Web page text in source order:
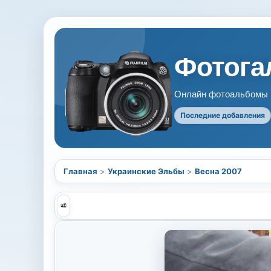
Онлайн фотоальбомы
Последние добавления
Главная > Украинские Эльбы > Весна 2007